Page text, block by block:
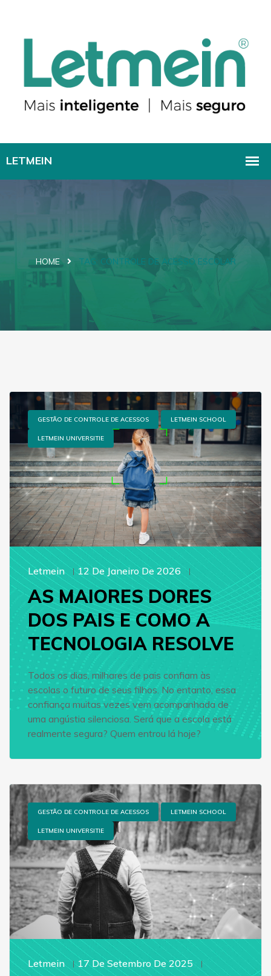
HOME TAG: CONTROLE DE ACESSO ESCOLAR
GESTÃO DE CONTROLE DE ACESSOS LETMEIN SCHOOL
LETMEIN UNIVERSITIE
Letmein 12 De Janeiro De 2026
AS MAIORES DORES
DOS PAIS E COMO A
TECNOLOGIA RESOLVE
Todos os dias, milhares de pais confiam às
escolas o futuro de seus filhos. No entanto, essa
confiança muitas vezes vem acompanhada de
uma angústia silenciosa. Será que a escola está
realmente segura? Quem entrou lá hoje?
GESTÃO DE CONTROLE DE ACESSOS LETMEIN SCHOOL
LETMEIN UNIVERSITIE
Letmein 17 De Setembro De 2025